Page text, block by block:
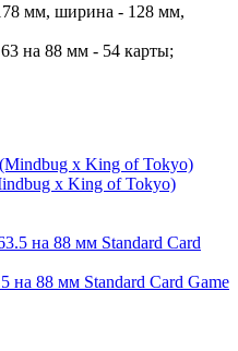
мм, ширина - 128 мм,
на 88 мм - 54 карты;
x King of Tokyo)
на 88 мм Standard Card Game